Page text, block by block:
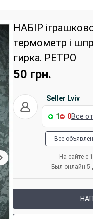
НАБІР
термометр і
гирка. РЕТРО
50 грн.
Seller Lviv
1 0Все
Все
На сайте с
Был онлайн 5